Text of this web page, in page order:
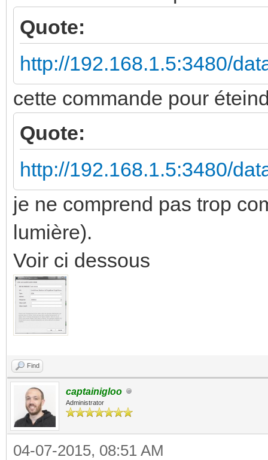
Quote:
http://192.168.1.5:3480/
cette commande pour
Quote:
http://192.168.1.5:3480/
je ne comprend pas trop
lumière).
Voir ci dessous
Find
captainigloo
Administrator
04-07-2015, 08:51 AM